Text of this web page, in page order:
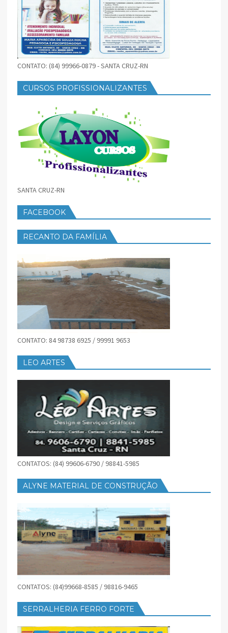
CONTATO: (84) 99966-0879 - SANTA CRUZ-RN
CURSOS PROFISSIONALIZANTES
SANTA CRUZ-RN
FACEBOOK
RECANTO DA FAMÍLIA
CONTATO: 84 98738 6925 / 99991 9653
LEO ARTES
CONTATOS: (84) 99606-6790 / 98841-5985
ALYNE MATERIAL DE CONSTRUÇÃO
CONTATOS: (84)99668-8585 / 98816-9465
SERRALHERIA FERRO FORTE